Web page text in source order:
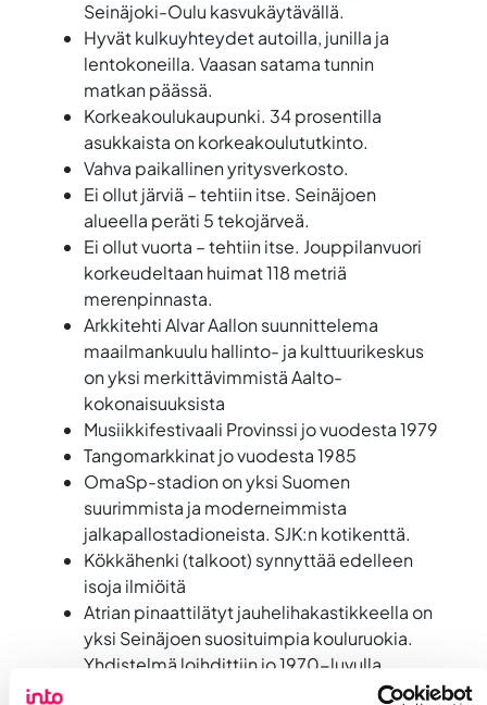
Seinäjoki-Oulu kasvukäytävällä.
Hyvät kulkuyhteydet autoilla, junilla ja
lentokoneilla. Vaasan satama tunnin
matkan päässä.
Korkeakoulukaupunki. 34 prosentilla
asukkaista on korkeakoulututkinto.
Vahva paikallinen yritysverkosto.
Ei ollut järviä – tehtiin itse. Seinäjoen
alueella peräti 5 tekojärveä.
Ei ollut vuorta – tehtiin itse. Jouppilanvuori
korkeudeltaan huimat 118 metriä
merenpinnasta.
Arkkitehti Alvar Aallon suunnittelema
maailmankuulu hallinto- ja kulttuurikeskus
on yksi merkittävimmistä Aalto-
kokonaisuuksista
Musiikkifestivaali Provinssi jo vuodesta 1979
Tangomarkkinat jo vuodesta 1985
OmaSp-stadion on yksi Suomen
suurimmista ja moderneimmista
jalkapallostadioneista. SJK:n kotikenttä.
Kökkähenki (talkoot) synnyttää edelleen
isoja ilmiöitä
Atrian pinaattilätyt jauhelihakastikkeella on
yksi Seinäjoen suosituimpia kouluruokia.
Yhdistelmä loihdittiin jo 1970-luvulla.